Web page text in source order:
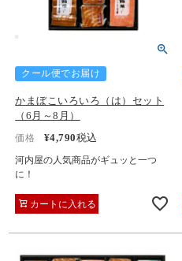
クール便でお届け
かまぼこいろいろ（は）セット
（6月～8月）
価格 ¥4,790税込
河内屋の人気商品がギュッと一つ
に！
カートに入れる